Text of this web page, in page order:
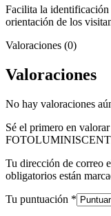
Facilita la identificación
orientación de los
Valoraciones (0)
Valoraciones
No hay valoraciones
Sé el primero en
Tu dirección de correo
obligatorios están
Tu puntuación *